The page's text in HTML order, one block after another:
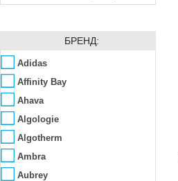
БРЕНД:
Adidas
Affinity Bay
Ahava
Algologie
Algotherm
Ambra
Aubrey